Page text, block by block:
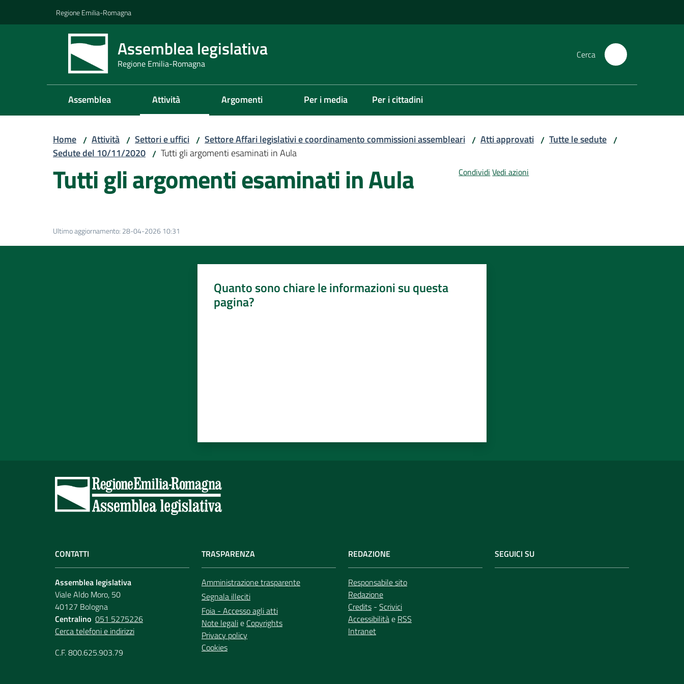
Regione Emilia-Romagna
Assemblea legislativa
Regione Emilia-Romagna
Cerca
Assemblea Attività Argomenti Per i media Per i cittadini
Home / Attività / Settori e uffici / Settore Affari legislativi e coordinamento commissioni assembleari / Atti approvati / Tutte le sedute /
Sedute del 10/11/2020 / Tutti gli argomenti esaminati in Aula
Tutti gli argomenti esaminati in Aula Condividi Vedi azioni
Ultimo aggiornamento: 28-04-2026 10:31
Quanto sono chiare le informazioni su questa
pagina?
CONTATTI
Assemblea legislativa
Viale Aldo Moro, 50
40127 Bologna
Centralino 051 5275226
Cerca telefoni e indirizzi
C.F. 800.625.903.79
TRASPARENZA
Amministrazione trasparente
Segnala illeciti
Foia - Accesso agli atti
Note legalie Copyrights
Privacy policy
Cookies
REDAZIONE
Responsabile sito
Redazione
Credits - Scrivici
Accessibilitàe RSS
Intranet
SEGUICI SU